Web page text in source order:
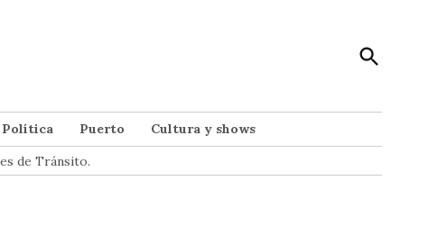
Open
Search
Política Puerto
Cultura y shows
de Tránsito.